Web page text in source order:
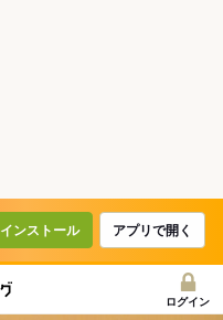
インストール アプリで開く
ログイン